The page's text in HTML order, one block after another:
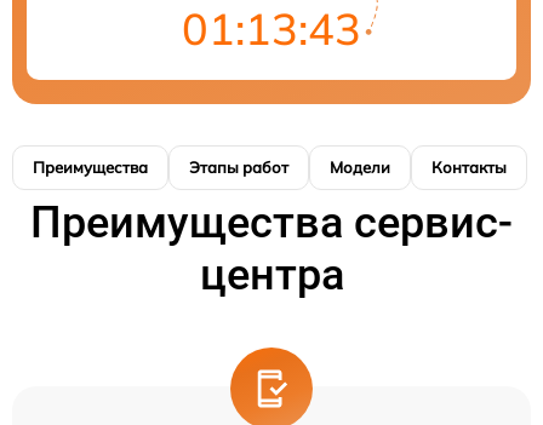
01:13:42
Преимущества Этапы работ Модели Контакты
Преимущества сервис-
центра